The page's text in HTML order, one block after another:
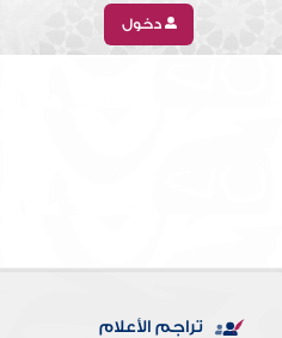
دخول
تراجم الأعلام